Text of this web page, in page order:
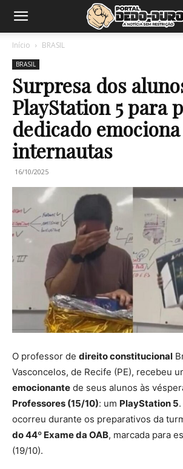
Início BRASIL
BRASIL
Surpresa dos
PlayStation 5 para
dedicado emociona
internautas
16/10/2025
O professor de direito constitucional
Vasconcelos, de Recife (PE), recebeu
emocionante de seus alunos às
Professores (15/10): um PlayStation 5
ocorreu durante os preparativos da
do 44º Exame da OAB, marcada para
(19/10).